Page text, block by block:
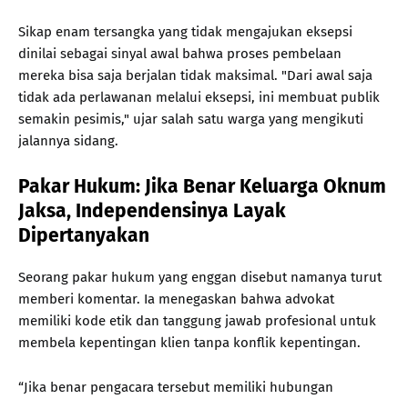
Sikap enam tersangka yang tidak mengajukan eksepsi
dinilai sebagai sinyal awal bahwa proses pembelaan
mereka bisa saja berjalan tidak maksimal. "Dari awal saja
tidak ada perlawanan melalui eksepsi, ini membuat publik
semakin pesimis," ujar salah satu warga yang mengikuti
jalannya sidang.
Pakar Hukum: Jika Benar Keluarga Oknum
Jaksa, Independensinya Layak
Dipertanyakan
Seorang pakar hukum yang enggan disebut namanya turut
memberi komentar. Ia menegaskan bahwa advokat
memiliki kode etik dan tanggung jawab profesional untuk
membela kepentingan klien tanpa konflik kepentingan.
“Jika benar pengacara tersebut memiliki hubungan